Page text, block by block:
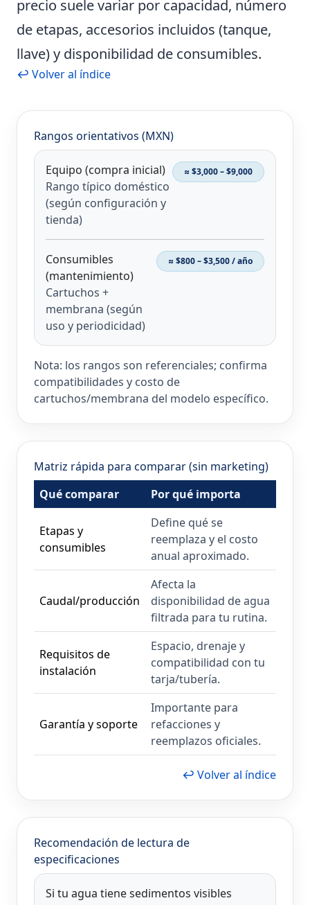
precio suele variar por capacidad, número
de etapas, accesorios incluidos (tanque,
llave) y disponibilidad de consumibles.
↩ Volver al índice
Rangos orientativos (MXN)
Equipo (compra inicial)
Rango típico doméstico
(según configuración y
tienda)
≈ $3,000 – $9,000
Consumibles
(mantenimiento)
Cartuchos +
membrana (según
uso y periodicidad)
≈ $800 – $3,500 / año
Nota: los rangos son referenciales; confirma
compatibilidades y costo de
cartuchos/membrana del modelo específico.
Matriz rápida para comparar (sin marketing)
Qué comparar
Por qué importa
Etapas y
consumibles
Define qué se
reemplaza y el costo
anual aproximado.
Caudal/producción
Afecta la
disponibilidad de agua
filtrada para tu rutina.
Requisitos de
instalación
Espacio, drenaje y
compatibilidad con tu
tarja/tubería.
Garantía y soporte
Importante para
refacciones y
reemplazos oficiales.
↩ Volver al índice
Recomendación de lectura de
especificaciones
Si tu agua tiene sedimentos visibles